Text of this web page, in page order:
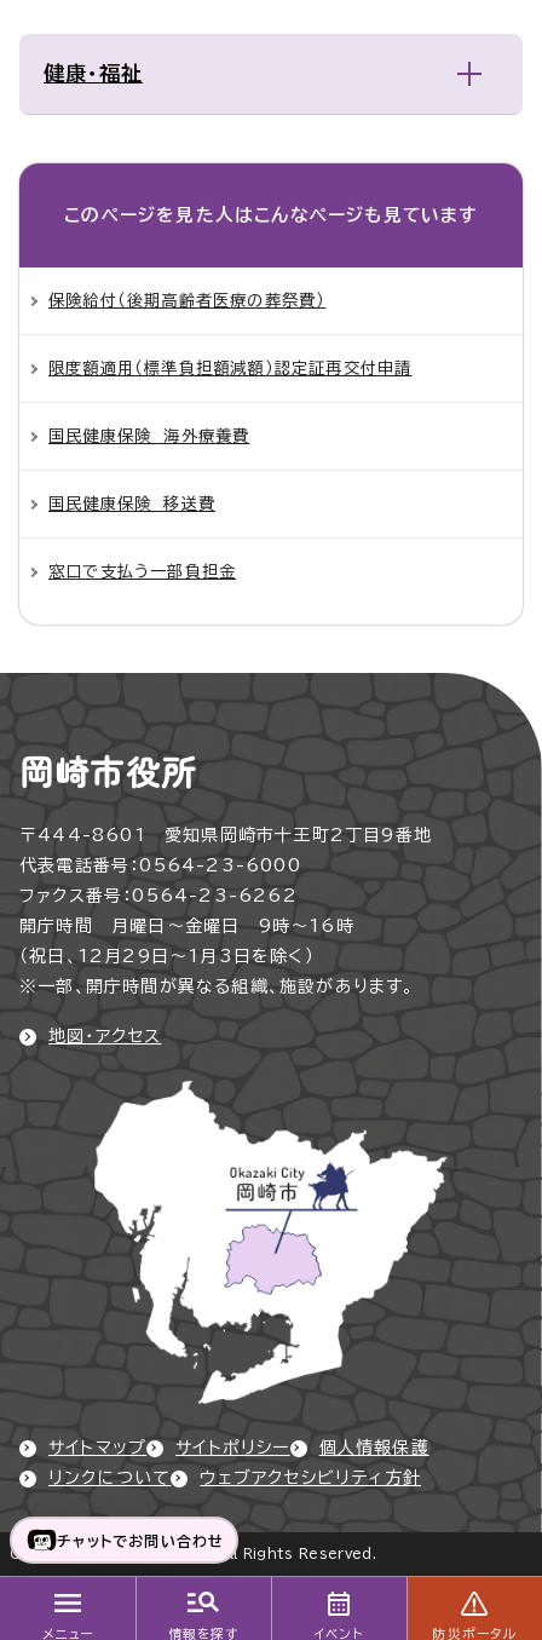
健康・福祉
このページを見た人は こんなページも見ています
保険給付（後期高齢者医療の葬祭費）
限度額適用（標準負担額減額）認定証再交付申請
国民健康保険 海外療養費
国民健康保険 移送費
窓口で支払う一部負担金
メニュー 情報を探す イベント 防災ポータル
岡崎市役所
〒444-8601 愛知県岡崎市十王町2丁目9番地
代表電話番号：0564-23-6000
ファクス番号：0564-23-6262
開庁時間 月曜日～金曜日 9時～16時
（祝日、12月29日～1月3日を除く）
※一部、開庁時間が異なる組織、施設があります。
地図・アクセス
サイトマップ サイトポリシー
個人情報保護
リンクについて
ウェブアクセシビリティ方針
Copyright © Okazaki City All Rights Reserved.
チャットでお問い合わせ